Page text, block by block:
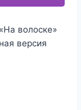
волоске»
версия